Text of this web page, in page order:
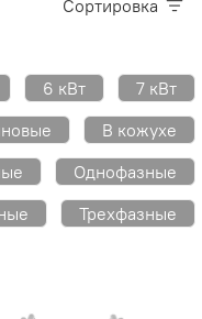
Сортировка
6 кВт
7 кВт
В кожухе
Однофазные
Трехфазные